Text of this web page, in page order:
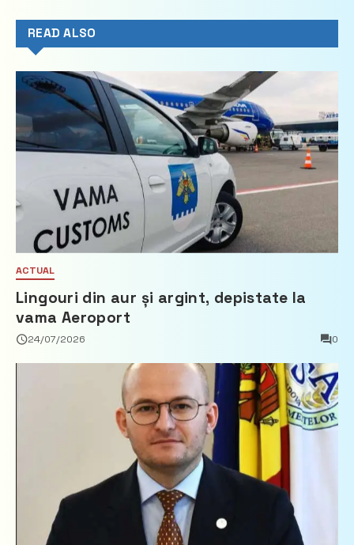
READ ALSO
ACTUAL
Lingouri din aur și argint, depistate la
vama Aeroport
24/07/2026 0